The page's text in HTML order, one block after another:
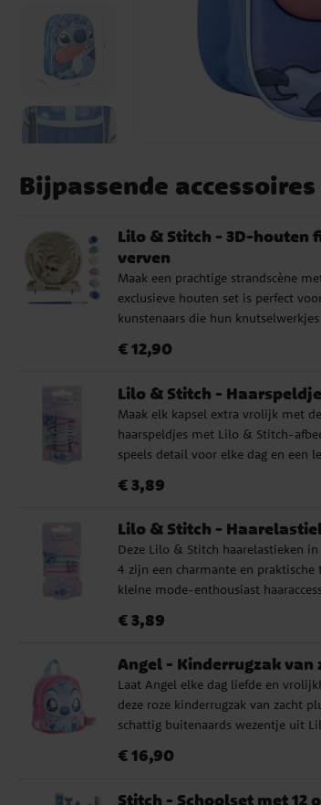
Bijpassende accessoires
Lilo & Stitch - 3D-houten
verven
Maak een prachtige strandscène
exclusieve houten set is perfect
kunstenaars die hun
meegeleverde kleuren en zet de
midden. Een leuke en decoratieve
verandert in een kleurrijk
Prijs: € 12,90
€ 12,90
Lilo & Stitch -
Maak elk kapsel extra vrolijk met
haarspeldjes met Lilo & Stitch-
speels detail voor elke dag en een
Prijs :€ 3,89
€ 3,89
Lilo & Stitch -
Deze Lilo & Stitch haarelastieken
4 zijn een charmante en praktische
kleine mode-enthousiast
kleuren, versierd met motieven uit
Prijs :€ 3,89
€ 3,89
Angel - Kinderrugzak van
Laat Angel elke dag liefde en
deze roze kinderrugzak van zacht
schattig buitenaards wezentje uit
gemaakt van zacht polyesterpluche
Prijs: € 16,90
€ 16,90
Stitch - Schoolset met 12